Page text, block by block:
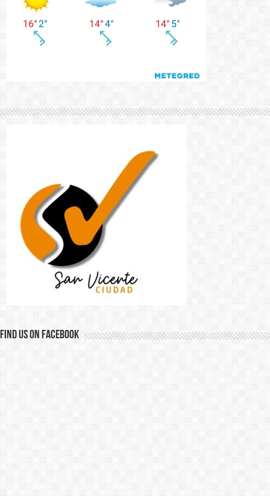
Find us on Facebook